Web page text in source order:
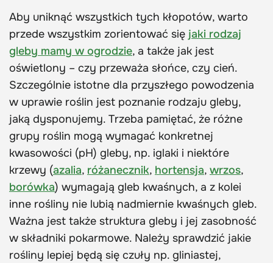
Aby uniknąć wszystkich tych kłopotów, warto
przede wszystkim zorientować się jaki rodzaj
gleby mamy w ogrodzie, a także jak jest
oświetlony – czy przeważa słońce, czy cień.
Szczególnie istotne dla przyszłego powodzenia
w uprawie roślin jest poznanie rodzaju gleby,
jaką dysponujemy. Trzeba pamiętać, że różne
grupy roślin mogą wymagać konkretnej
kwasowości (pH) gleby, np. iglaki i niektóre
krzewy (azalia, różanecznik, hortensja, wrzos,
borówka) wymagają gleb kwaśnych, a z kolei
inne rośliny nie lubią nadmiernie kwaśnych gleb.
Ważna jest także struktura gleby i jej zasobność
w składniki pokarmowe. Należy sprawdzić jakie
rośliny lepiej będą się czuły np. gliniastej,